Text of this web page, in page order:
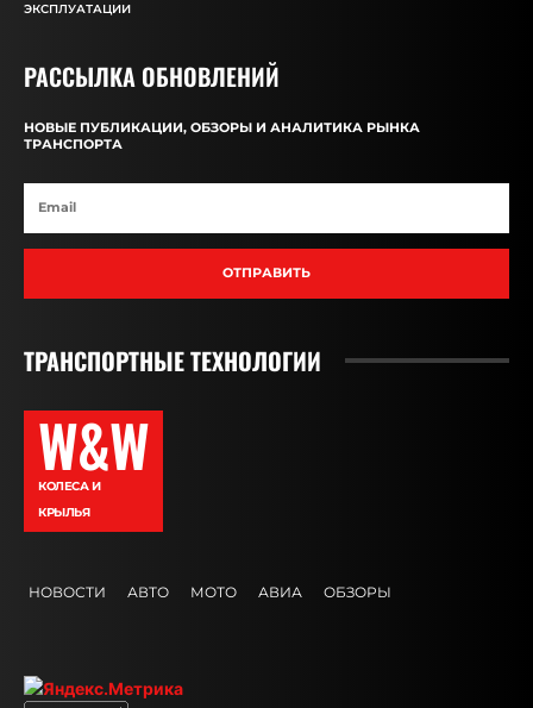
ЭКСПЛУАТАЦИИ
РАССЫЛКА ОБНОВЛЕНИЙ
НОВЫЕ ПУБЛИКАЦИИ, ОБЗОРЫ И АНАЛИТИКА РЫНКА
ТРАНСПОРТА
ОТПРАВИТЬ
ТРАНСПОРТНЫЕ ТЕХНОЛОГИИ
W&W
КОЛЕСА И
КРЫЛЬЯ
НОВОСТИ АВТО МОТО АВИА ОБЗОРЫ